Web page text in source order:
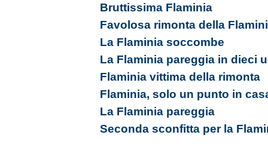
Bruttissima Flaminia
Favolosa rimonta della
La Flaminia soccombe
La Flaminia pareggia in dieci
Flaminia vittima della rimonta
Flaminia, solo un punto in
La Flaminia pareggia
Seconda sconfitta per la